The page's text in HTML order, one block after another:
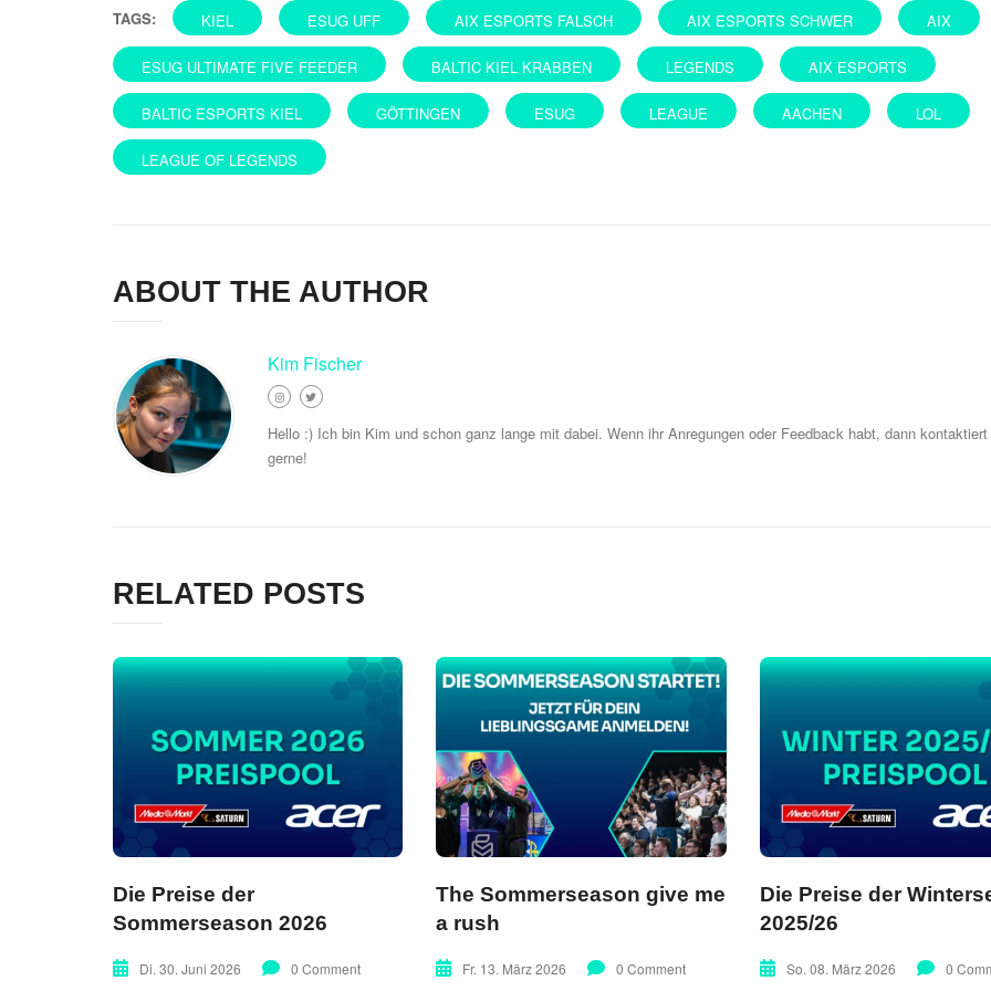
TAGS: KIEL ESUG UFF AIX ESPORTS FALSCH AIX ESPORTS SCHWER AIX
ESUG ULTIMATE FIVE FEEDER BALTIC KIEL KRABBEN LEGENDS AIX ESPORTS
BALTIC ESPORTS KIEL GÖTTINGEN ESUG LEAGUE AACHEN LOL
LEAGUE OF LEGENDS
ABOUT THE AUTHOR
Kim Fischer
Hello :) Ich bin Kim und schon ganz lange mit dabei. Wenn ihr Anregungen oder Feedback habt, dann
gerne!
RELATED POSTS
Die Preise der
Sommerseason 2026
Di. 30. Juni 2026 0 Comment
The Sommerseason give me
a rush
Fr. 13. März 2026 0 Comment
Die Preise der
2025/26
So. 08. März 2026 0